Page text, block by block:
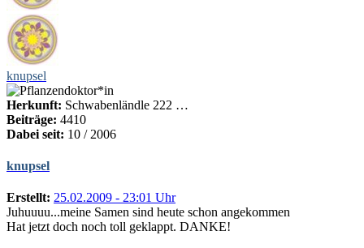
knupsel
Herkunft: Schwabenländle 222 …
Beiträge: 4410
Dabei seit: 10 / 2006
knupsel
Erstellt: 25.02.2009 - 23:01 Uhr
Juhuuuu...meine Samen sind heute schon angekommen
Hat jetzt doch noch toll geklappt. DANKE!